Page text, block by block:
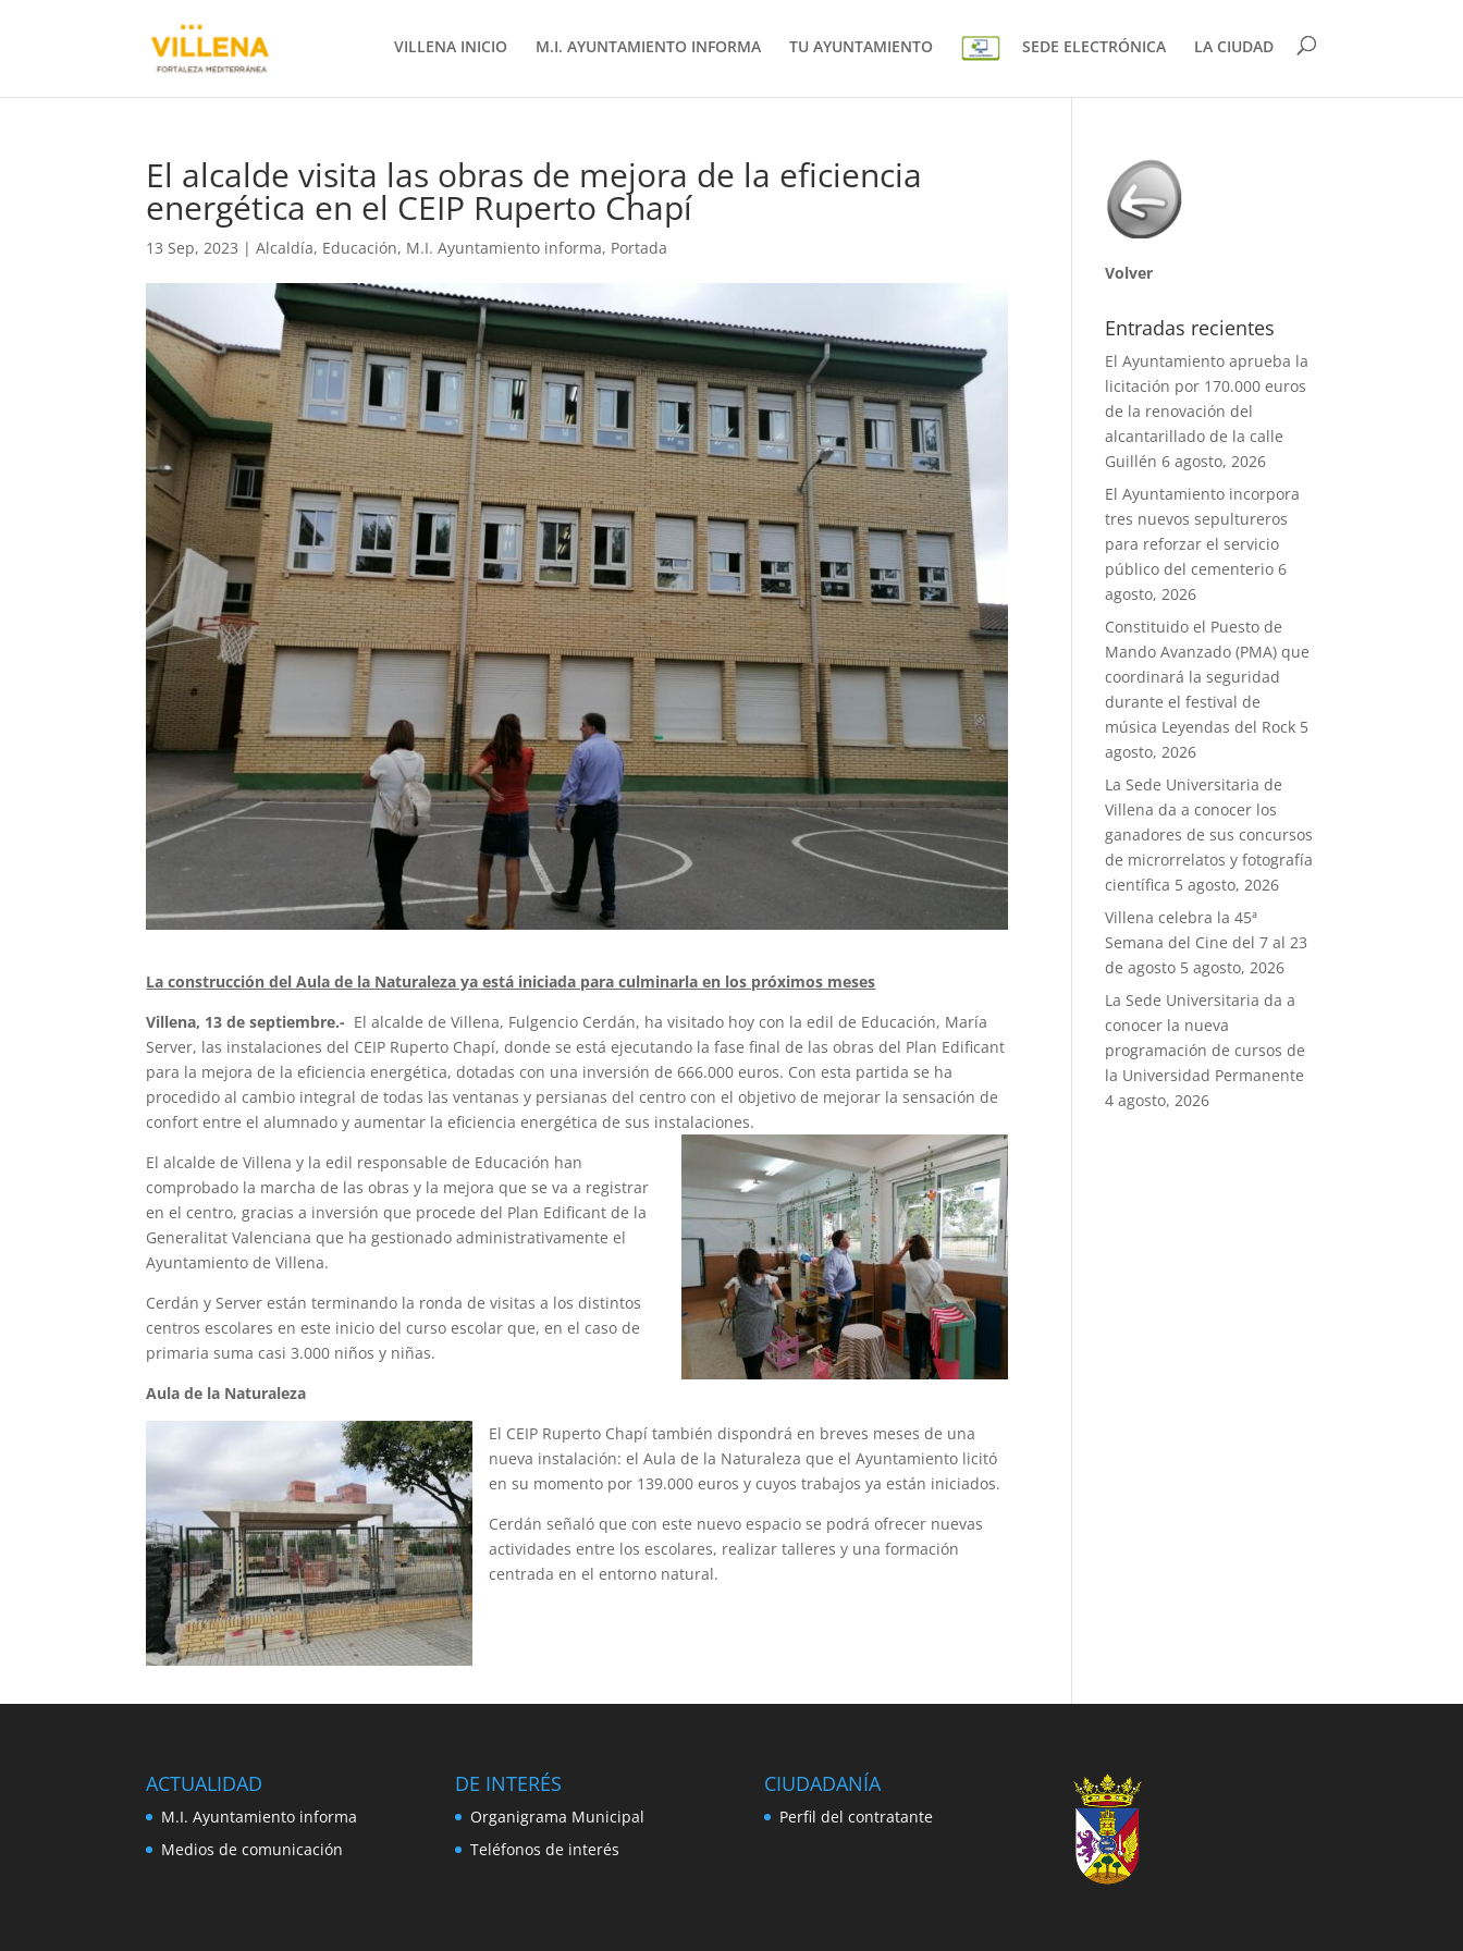
VILLENA INICIO M.I. AYUNTAMIENTO INFORMA TU AYUNTAMIENTO SEDE ELECTRÓNICA LA CIUDAD
El alcalde visita las obras de mejora de la eficiencia
energética en el CEIP Ruperto Chapí
13 Sep, 2023 |Alcaldía, Educación, M.I. Ayuntamiento informa, Portada
La construcción del Aula de la Naturaleza ya está iniciada para culminarla en los próximos meses
Villena, 13 de septiembre.- El alcalde de Villena, Fulgencio Cerdán, ha visitado hoy con la edil de Educación, María
Server, las instalaciones del CEIP Ruperto Chapí, donde se está ejecutando la fase final de las obras del Plan Edificant
para la mejora de la eficiencia energética, dotadas con una inversión de 666.000 euros. Con esta partida se ha
procedido al cambio integral de todas las ventanas y persianas del centro con el objetivo de mejorar la sensación de
confort entre el alumnado y aumentar la eficiencia energética de sus instalaciones.
El alcalde de Villena y la edil responsable de Educación han
comprobado la marcha de las obras y la mejora que se va a registrar
en el centro, gracias a inversión que procede del Plan Edificant de la
Generalitat Valenciana que ha gestionado administrativamente el
Ayuntamiento de Villena.
Cerdán y Server están terminando la ronda de visitas a los distintos
centros escolares en este inicio del curso escolar que, en el caso de
primaria suma casi 3.000 niños y niñas.
Aula de la Naturaleza
El CEIP Ruperto Chapí también dispondrá en breves meses de una
nueva instalación: el Aula de la Naturaleza que el Ayuntamiento licitó
en su momento por 139.000 euros y cuyos trabajos ya están iniciados.
Cerdán señaló que con este nuevo espacio se podrá ofrecer nuevas
actividades entre los escolares, realizar talleres y una formación
centrada en el entorno natural.
Volver
Entradas recientes
El Ayuntamiento aprueba la
licitación por 170.000 euros
de la renovación del
alcantarillado de la calle
Guillén 6 agosto, 2026
El Ayuntamiento incorpora
tres nuevos sepultureros
para reforzar el servicio
público del cementerio 6
agosto, 2026
Constituido el Puesto de
Mando Avanzado (PMA) que
coordinará la seguridad
durante el festival de
música Leyendas del Rock 5
agosto, 2026
La Sede Universitaria de
Villena da a conocer los
ganadores de sus concursos
de microrrelatos y fotografía
científica 5 agosto, 2026
Villena celebra la 45ª
Semana del Cine del 7 al 23
de agosto 5 agosto, 2026
La Sede Universitaria da a
conocer la nueva
programación de cursos de
la Universidad Permanente
4 agosto, 2026
ACTUALIDAD
M.I. Ayuntamiento informa
Medios de comunicación
DE INTERÉS
Organigrama Municipal
Teléfonos de interés
CIUDADANÍA
Perfil del contratante